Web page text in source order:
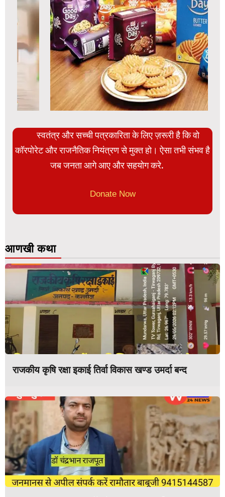
स्वतंत्र और सच्ची पत्रकारिता के लिए ज़रूरी है कि वो
कॉरपोरेट और राजनैतिक नियंत्रण से मुक्त हो। ऐसा तभी संभव है
जब जनता आगे आए और सहयोग करे.
Donate Now
आणखी कथा
राजकीय कृषि रक्षा इकाई तिर्वा विकास खण्ड उमर्दा बन्द